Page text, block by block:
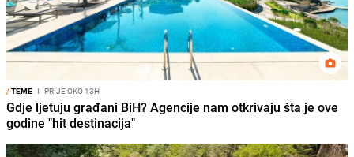
/TEME I PRIJE OKO 13H
Gdje ljetuju građani BiH? Agencije nam otkrivaju šta je ove
godine "hit destinacija"